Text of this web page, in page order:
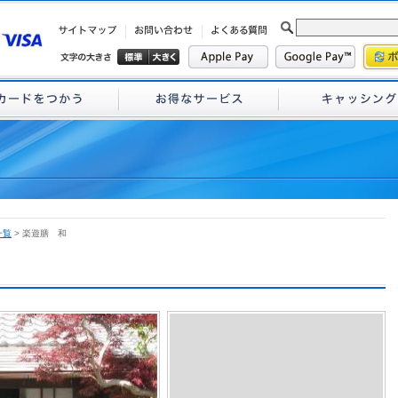
覧 > 楽遊膳 和